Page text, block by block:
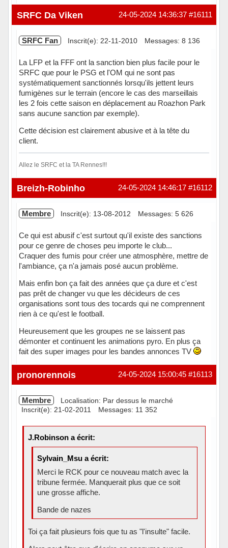
Hors ligne #16111
24-05-2024 14:36:37
SRFC Da Viken
SRFC Fan Inscrit(e): 22-11-2010 Messages: 8 136
La LFP et la FFF ont la sanction bien plus facile pour le
SRFC que pour le PSG et l'OM qui ne sont pas
systématiquement sanctionnés lorsqu'ils jettent leurs
fumigènes sur le terrain (encore le cas des marseillais
les 2 fois cette saison en déplacement au Roazhon Park
sans aucune sanction par exemple).
Cette décision est clairement abusive et à la tête du
client.
Allez le SRFC et la TA Rennes!!!
Hors ligne #16112
24-05-2024 14:46:17
Breizh-Robinho
Membre Inscrit(e): 13-08-2012 Messages: 5 626
Ce qui est abusif c'est surtout qu'il existe des sanctions
pour ce genre de choses peu importe le club...
Craquer des fumis pour créer une atmosphère, mettre de
l'ambiance, ça n'a jamais posé aucun problème.
Mais enfin bon ça fait des années que ça dure et c'est
pas prêt de changer vu que les décideurs de ces
organisations sont tous des tocards qui ne comprennent
rien à ce qu'est le football.
Heureusement que les groupes ne se laissent pas
démonter et continuent les animations pyro. En plus ça
fait des super images pour les bandes annonces TV
Hors ligne #16113
24-05-2024 15:00:45
pronorennois
Membre
Localisation: Par dessus le marché
Inscrit(e): 21-02-2011
Messages: 11 352
J.Robinson a écrit:
Sylvain_Msu a écrit:
Merci le RCK pour ce nouveau match avec la
tribune fermée. Manquerait plus que ce soit
une grosse affiche.
Bande de nazes
Toi ça fait plusieurs fois que tu as "l'insulte" facile.